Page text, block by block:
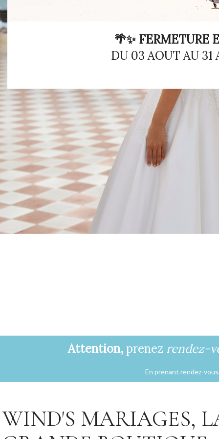
🌴✨ FERMETURE
DU 03 AOUT AU 31
Attention,prenez rendez-
En prenant rendez-
WIND'S MARIAGES,